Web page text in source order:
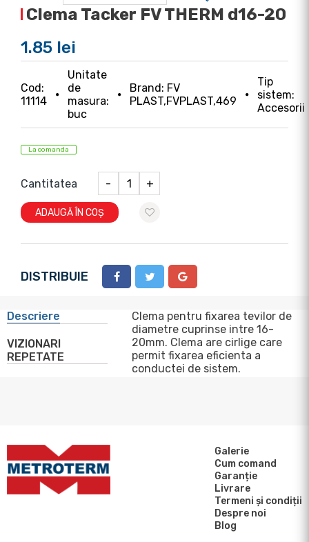
Clema Tacker FV THERM d16-20
1.85 lei
Cod:
11114
Unitate
de
masura:
buc
Brand: FV
PLAST,FVPLAST,469
Tip
sistem:
Accesorii
La comanda
Cantitatea - +
ADAUGĂ ÎN COȘ
DISTRIBUIE
Descriere
VIZIONARI
REPETATE
Clema pentru fixarea tevilor de
diametre cuprinse intre 16-
20mm. Clema are cirlige care
permit fixarea eficienta a
conductei de sistem.
Galerie
Cum comand
Garanție
Livrare
Termeni și condiții
Despre noi
Blog